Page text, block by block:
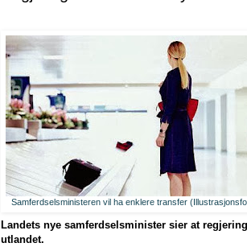
Samferdselsministeren vil ha enklere transfer
Landets nye samferdselsminister sier at
utlandet.